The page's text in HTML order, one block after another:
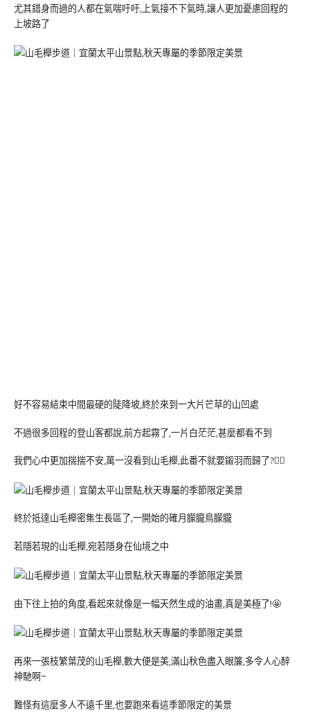
尤其錯身而過的人都在氣喘吁吁,上氣接不下氣時,讓人更加憂慮回程的
上坡路了
好不容易結束中間最硬的陡降坡,終於來到一大片芒草的山凹處
不過很多回程的登山客都說,前方起霧了,一片白茫茫,甚麼都看不到
我們心中更加揣揣不安,萬一沒看到山毛櫸,此番不就要鎩羽而歸了?🤷‍♀️
終於抵達山毛櫸密集生長區了,一開始的確月朦朧鳥朦朧
若隱若現的山毛櫸,宛若隱身在仙境之中
由下往上拍的角度,看起來就像是一幅天然生成的油畫,真是美極了!🤩
再來一張枝繁葉茂的山毛櫸,數大便是美,滿山秋色盡入眼簾,多令人心醉
神馳啊~
難怪有這麼多人不遠千里,也要跑來看這季節限定的美景